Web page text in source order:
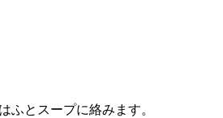
ふとスープに絡みます。